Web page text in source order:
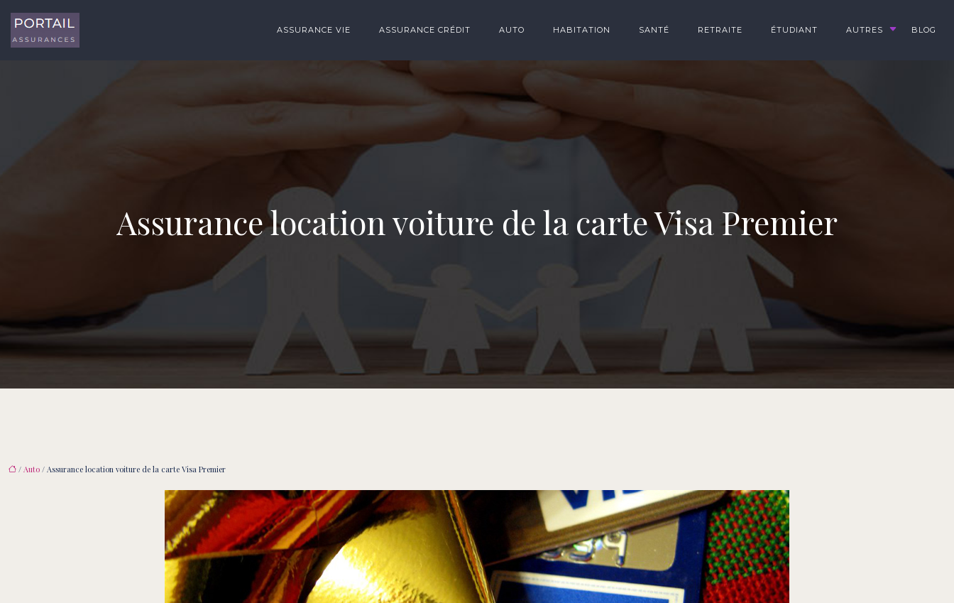
ASSURANCE VIE ASSURANCE CRÉDIT AUTO HABITATION SANTÉ RETRAITE ÉTUDIANT AUTRES BLOG
Assurance location voiture de la carte Visa Premier
/ Auto / Assurance location voiture de la carte Visa Premier